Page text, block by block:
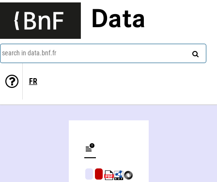
Data
search in data.bnf.fr
FR